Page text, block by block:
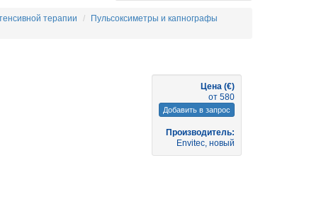
терапии
Пульсоксиметры и капнографы
Цена (€)
от 580
Добавить в запрос
Производитель:
Envitec, новый